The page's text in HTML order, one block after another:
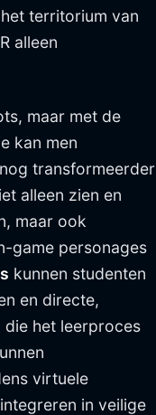
territorium van
alleen
maar met de
kan men
transformeerder
alleen zien en
maar ook
game personages
kunnen studenten
en directe,
het leerproces
virtuele
in veilige